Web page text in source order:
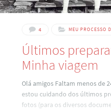
4 MEU PROCESSO
Últimos
Minha viagem
Olá amigos Faltam menos de
estou cuidando dos últimos
fotos (para os diversos